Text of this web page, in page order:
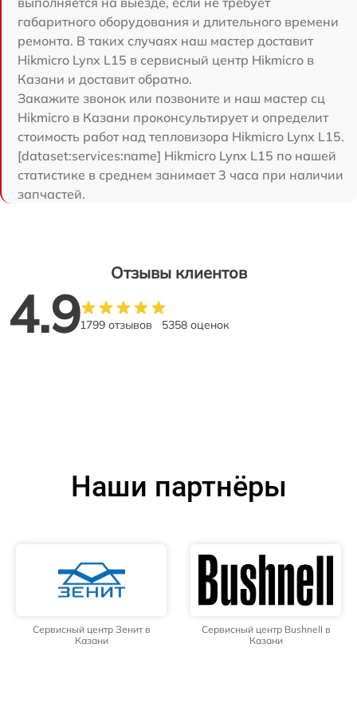
габаритного оборудования и длительного времени
ремонта. В таких случаях наш мастер доставит
Hikmicro Lynx L15 в сервисный центр Hikmicro в
Казани и доставит обратно.
Закажите звонок или позвоните и наш мастер сц
Hikmicro в Казани проконсультирует и определит
стоимость работ над тепловизора Hikmicro Lynx L15.
[dataset:services:name] Hikmicro Lynx L15 по нашей
статистике в среднем занимает 3 часа при наличии
запчастей.
Отзывы клиентов
4.91799 отзывов 5358 оценок
Наши партнёры
Сервисный центр Зенит в
Казани
Сервисный центр Bushnell в
Казани